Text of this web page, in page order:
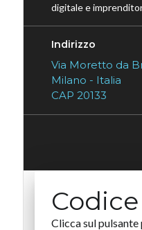
digitale e
Indirizzo
Via Moretto da
Milano - Italia
CAP 20133
Codice
Clicca sul pulsante